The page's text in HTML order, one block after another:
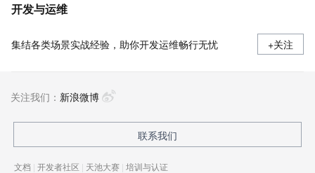
开发与运维
集结各类场景实战经验，助你开发运维畅行无忧 +关注
关注我们： 新浪微博
联系我们
文档 | 开发者社区 | 天池大赛 | 培训与认证